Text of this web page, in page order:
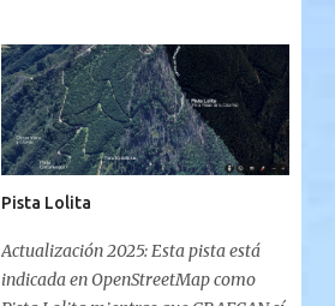
que permiten crear rutas circulares
con ambos trayectos. Estas pistas no
aparecen catalogadas en el Visor de
GRAFCAN pero eso no las hace
inexistentes. De posible origen de
explotación maderera, la Pista de
recorrido al finalizar la Pista de Las
Calderetas y comenzar el descenso
Pista Lolita
Actualización 2025: Esta pista está
indicada en OpenStreetMap como